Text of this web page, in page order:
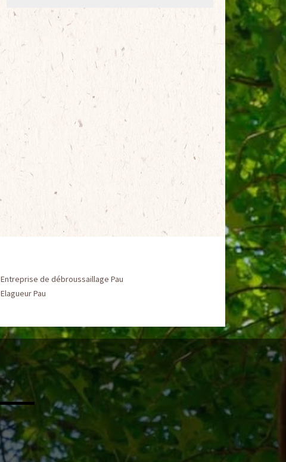
Entreprise de débroussaillage Pau
Elagueur Pau